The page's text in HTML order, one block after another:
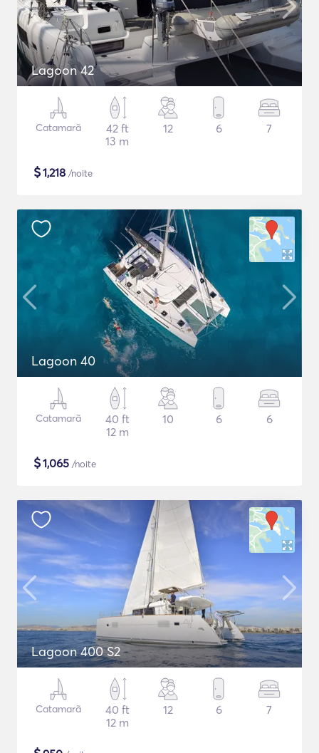
Lagoon 42
Catamarã
42 ft
13 m
12 6 7
$1,218 /noite
Lagoon 40
Catamarã
40 ft
12 m
10 6 6
$1,065 /noite
Lagoon 400 S2
Catamarã
40 ft
12 m
12 6 7